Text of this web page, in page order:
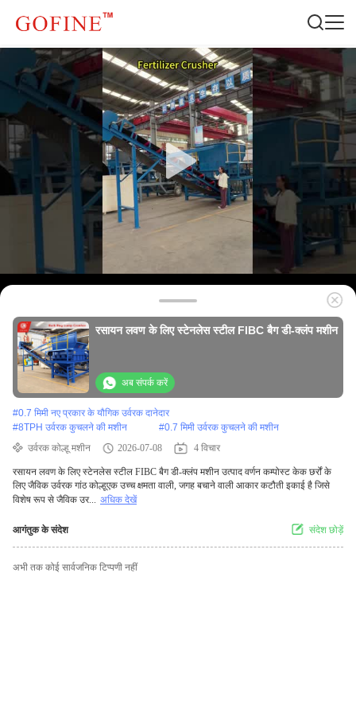
रसायन लवण के लिए स्टेनलेस स्टील FIBC बैग डी-क्लंप मशीन
अब संपर्क करें
#0.7 मिमी नए प्रकार के यौगिक उर्वरक दानेदार
#8TPH उर्वरक कुचलने की मशीन #0.7 मिमी उर्वरक कुचलने की मशीन
उर्वरक कोल्हू मशीन
2026-07-08 4 विचार
रसायन लवण के लिए स्टेनलेस स्टील FIBC बैग डी-क्लंप मशीन उत्पाद वर्णन कम्पोस्ट केक छर्रों के
लिए जैविक उर्वरक गांठ कोल्हूएक उच्च क्षमता वाली, जगह बचाने वाली आकार कटौती इकाई है जिसे
विशेष रूप से जैविक उर... अधिक देखें
आगंतुक के संदेश संदेश छोड़ें
अभी तक कोई सार्वजनिक टिप्पणी नहीं